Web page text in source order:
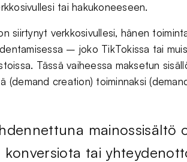
tai hakukoneeseen.
siirtynyt verkkosivullesi, hänen
– joko TikTokissa tai
Tässä vaiheessa maksetun
(demand creation) toiminnaksi
mainossisältö
konversiota tai